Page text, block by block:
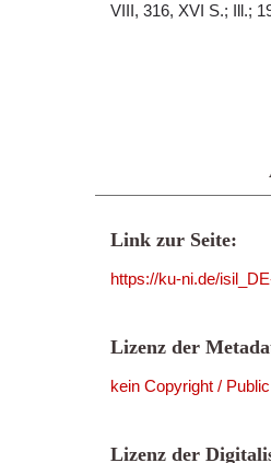
VIII, 316, XVI S.; Ill.;
Link zur Seite:
https://ku-ni.de/
Lizenz der
kein Copyright /
Lizenz der